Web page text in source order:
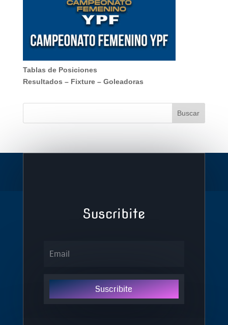
Tablas de Posiciones
Resultados – Fixture– Goleadoras
Suscribite
Suscribite